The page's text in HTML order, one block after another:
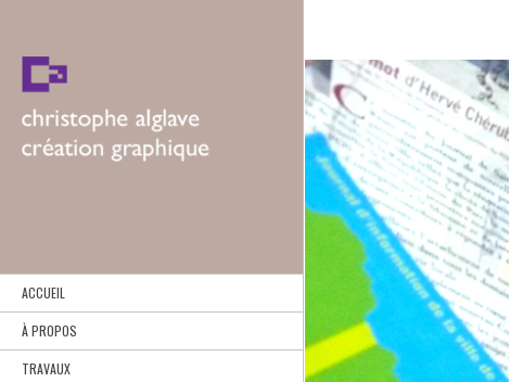
ACCUEIL
À PROPOS
TRAVAUX